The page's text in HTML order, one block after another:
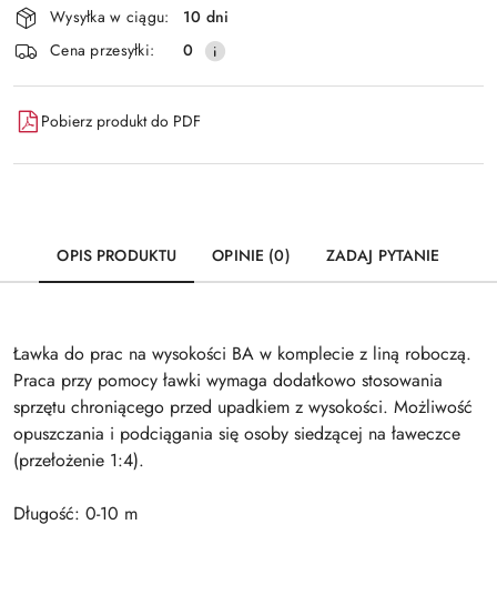
dostawa
Wysyłka w ciągu:
10 dni
Cena przesyłki:
0
Pobierz produkt do PDF
OPIS PRODUKTU OPINIE (0) ZADAJ PYTANIE
Ławka do prac na wysokości BA w komplecie z liną roboczą.
Praca przy pomocy ławki wymaga dodatkowo stosowania
sprzętu chroniącego przed upadkiem z wysokości. Możliwość
opuszczania i podciągania się osoby siedzącej na ławeczce
(przełożenie 1:4).
Długość: 0-10 m